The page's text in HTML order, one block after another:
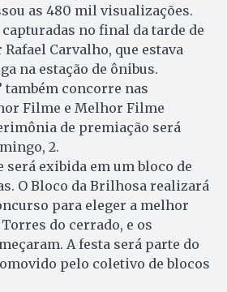
as 480 mil visualizações.
no final da tarde de
Carvalho, que estava
na estação de ônibus.
também concorre nas
Filme e Melhor Filme
de premiação será
2.
será exibida em um bloco de
O Bloco da Brilhosa realizará
para eleger a melhor
do cerrado, e os
A festa será parte do
pelo coletivo de blocos